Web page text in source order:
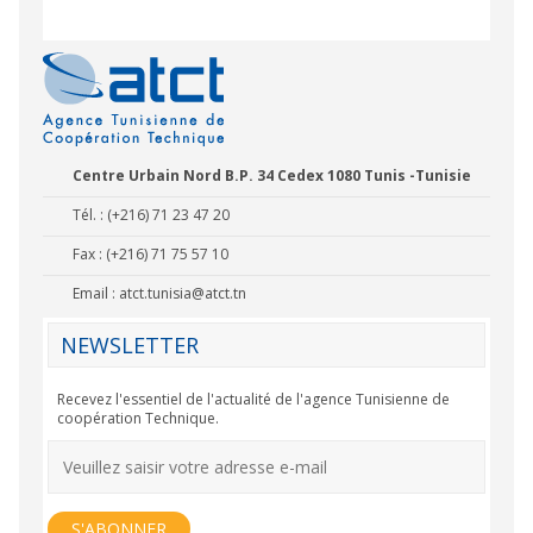
Centre Urbain Nord B.P. 34 Cedex 1080 Tunis -Tunisie
Tél. : (+216) 71 23 47 20
Fax : (+216) 71 75 57 10
Email : atct.tunisia@atct.tn
NEWSLETTER
Recevez l'essentiel de l'actualité de l'agence Tunisienne de
coopération Technique.